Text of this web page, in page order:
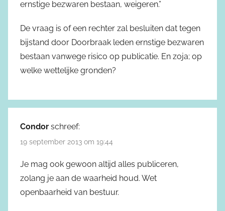
ernstige bezwaren bestaan, weigeren.”
De vraag is of een rechter zal besluiten dat tegen
bijstand door Doorbraak leden ernstige bezwaren
bestaan vanwege risico op publicatie. En zoja; op
welke wettelijke gronden?
Condor schreef:
19 september 2013 om 19:44
Je mag ook gewoon altijd alles publiceren,
zolang je aan de waarheid houd. Wet
openbaarheid van bestuur.